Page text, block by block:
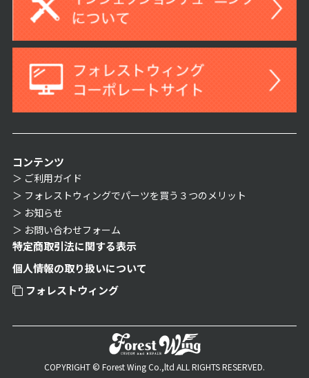
コンテンツ
ご利用ガイド
フォレストウィングでパーツを買う３つのメリット
お知らせ
お問い合わせフォーム
特定商取引法に関する表示
個人情報の取り扱いについて
フォレストウィング
COPYRIGHT © Forest Wing Co.,ltd ALL RIGHTS RESERVED.